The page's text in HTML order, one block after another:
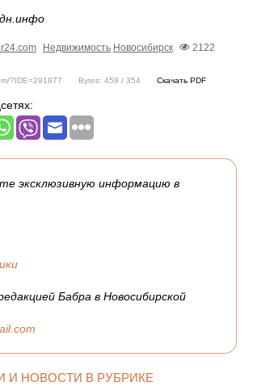
Недвижимость Новосибирск
2122
?IDE=291877 Bytes: 459 / 354 Скачать PDF
эксклюзивную информацию в
Бабра в Новосибирской
И НОВОСТИ В РУБРИКЕ